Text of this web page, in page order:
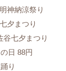
神納涼祭り
夕まつり
谷七夕まつり
日 88円
り